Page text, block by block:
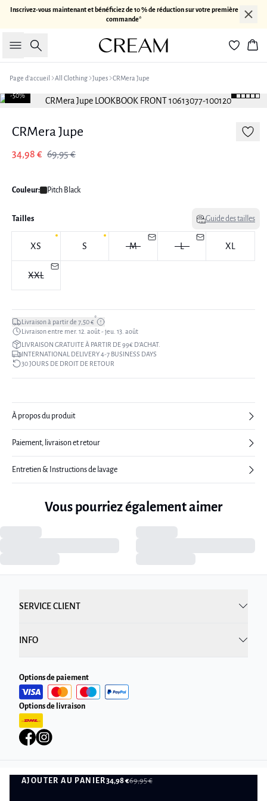
Inscrivez-vous maintenant et bénéficiez de 10 % de réduction sur votre première
commande*
Rechercher
Page d’accueil All Clothing Jupes CRMera Jupe
-50%
CRMera Jupe
34,98 € 69,95 €
Couleur: Pitch Black
Tailles Guide des tailles
XS S M L XL
XXL
Livraison à partir de 7,50 €*
Livraison entre mer. 12. août - jeu. 13. août
LIVRAISON GRATUITE À PARTIR DE 99€ D’ACHAT.
INTERNATIONAL DELIVERY 4-7 BUSINESS DAYS
30 JOURS DE DROIT DE RETOUR
AJOUTER AU PANIER34,98 €69,95 €
À propos du produit
Paiement, livraison et retour
Entretien & Instructions de lavage
Vous pourriez également aimer
SERVICE CLIENT
INFO
Options de paiement
Options de livraison
Politique de confidentialité Conditions générales